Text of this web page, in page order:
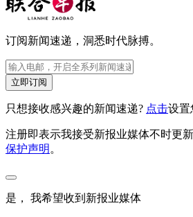
订阅新闻速递，洞悉时代脉搏。
立即订阅
只想接收感兴趣的新闻速递? 点击设置
注册即表示我接受新报业媒体不时更
保护声明 。
是， 我希望收到新报业媒体